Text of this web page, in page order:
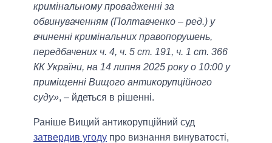
кримінальному провадженні за
обвинуваченням (Полтавченко – ред.) у
вчиненні кримінальних правопорушень,
передбачених ч. 4, ч. 5 ст. 191, ч. 1 ст. 366
КК України, на 14 липня 2025 року о 10:00 у
приміщенні Вищого антикорупційного
суду», – йдеться в рішенні.
Раніше Вищий антикорупційний суд
затвердив угоду про визнання винуватості,